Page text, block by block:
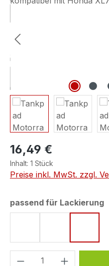
16,49 €
Inhalt: 1 Stück
Preise inkl. MwSt. zzgl.
passend für Lackierung
Produkt Anzahl: